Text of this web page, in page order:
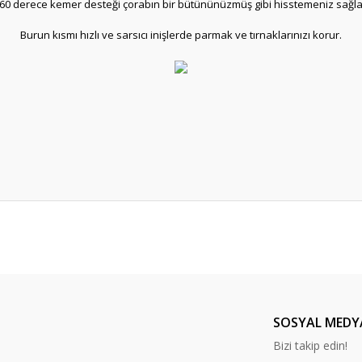
derece kemer desteği çorabın bir bütününüzmüş gibi hisstemeniz
Burun kısmı hızlı ve sarsıcı inişlerde parmak ve tırnaklarınızı korur.
SOSYAL
Bizi takip edin!